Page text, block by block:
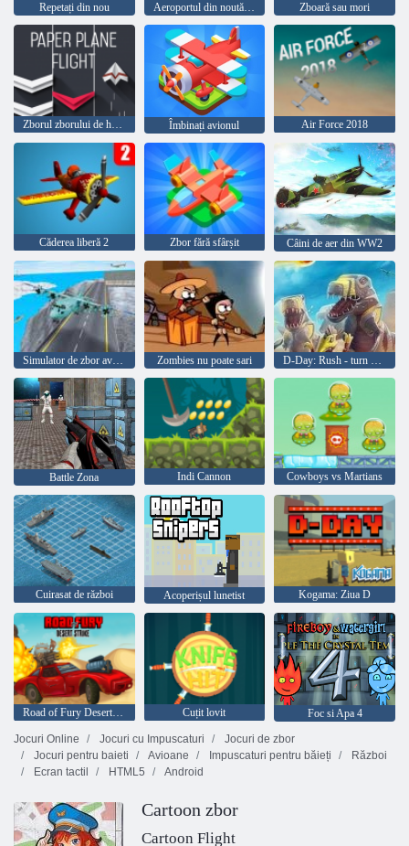
Repetați din nou Aeroportul din noutățile Zboară sau mori
Zborul zborului de hârtie Îmbinați avionul Air Force 2018
Căderea liberă 2 Zbor fără sfârșit Câini de aer din WW2
Zombies nu poate sari
Battle Zona Indi Cannon Cowboys vs Martians
Cuirasat de război Acoperișul lunetist Kogama: Ziua D
Cuțit lovit
Foc si Apa 4
Jocuri Online
Jocuri cu Impuscaturi
Jocuri de zbor
Jocuri pentru baieti
Avioane Impuscaturi pentru băieți
Război
Ecran tactil
HTML5 Android
Cartoon zbor
Cartoon Flight